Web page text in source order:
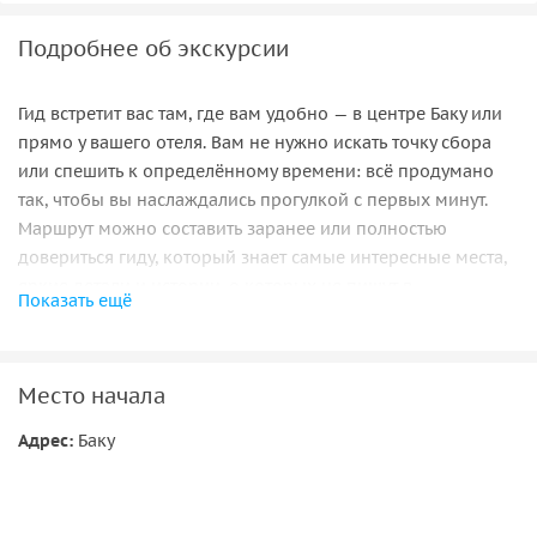
Подробнее об экскурсии
Гид встретит вас там, где вам удобно — в центре Баку или
прямо у вашего отеля. Вам не нужно искать точку сбора
или спешить к определённому времени: всё продумано
так, чтобы вы наслаждались прогулкой с первых минут.
Маршрут можно составить заранее или полностью
довериться гиду, который знает самые интересные места,
путеводителях.
шехер с его узкими улочками, крепостными стенами и
набережной Каспия, почувствуете морской бриз и увидите
Показать ещё
Место начала
Адрес: Баку